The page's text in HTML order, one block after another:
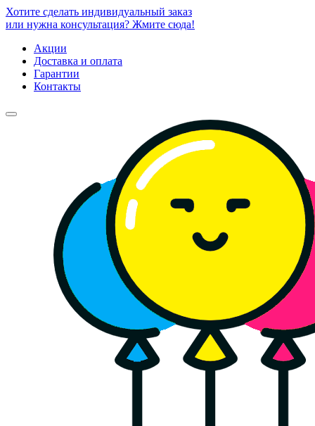
Хотите сделать индивидуальный заказ
или нужна консультация? Жмите сюда!
Акции
Доставка и оплата
Гарантии
Контакты